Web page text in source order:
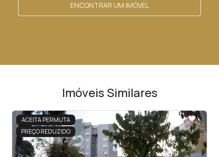
ENCONTRAR UM IMÓVEL
Imóveis Similares
ACEITA PERMUTA
PREÇO REDUZIDO
<<<<